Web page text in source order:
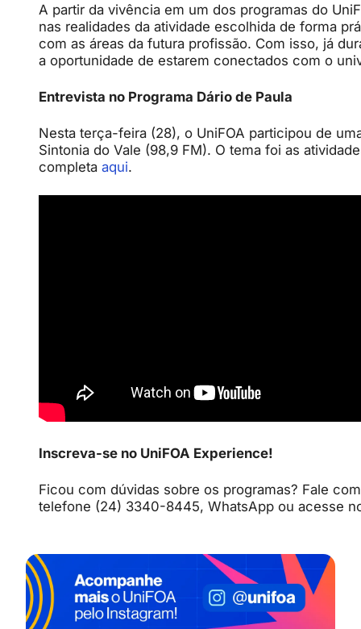
A partir da vivência em um dos programas do
nas realidades da atividade escolhida de forma
com as áreas da futura profissão. Com isso, já
a oportunidade de estarem conectados com o
Entrevista no Programa Dário de Paula
Nesta terça-feira (28), o UniFOA participou de
Sintonia do Vale (98,9 FM). O tema foi as
completa aqui.
Inscreva-se no UniFOA Experience!
Ficou com dúvidas sobre os programas? Fale
telefone (24) 3340-8445, WhatsApp ou acesse